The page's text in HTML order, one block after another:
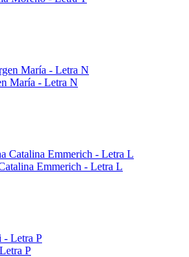
María - Letra N
Emmerich - Letra L
P